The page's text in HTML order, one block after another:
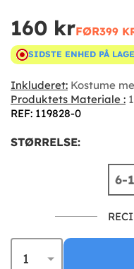
160 krFØR399
SIDSTE ENHED PÅ
Inkluderet: Kostume
Produktets Materiale :
REF: 119828-0
STØRRELSE:
6-